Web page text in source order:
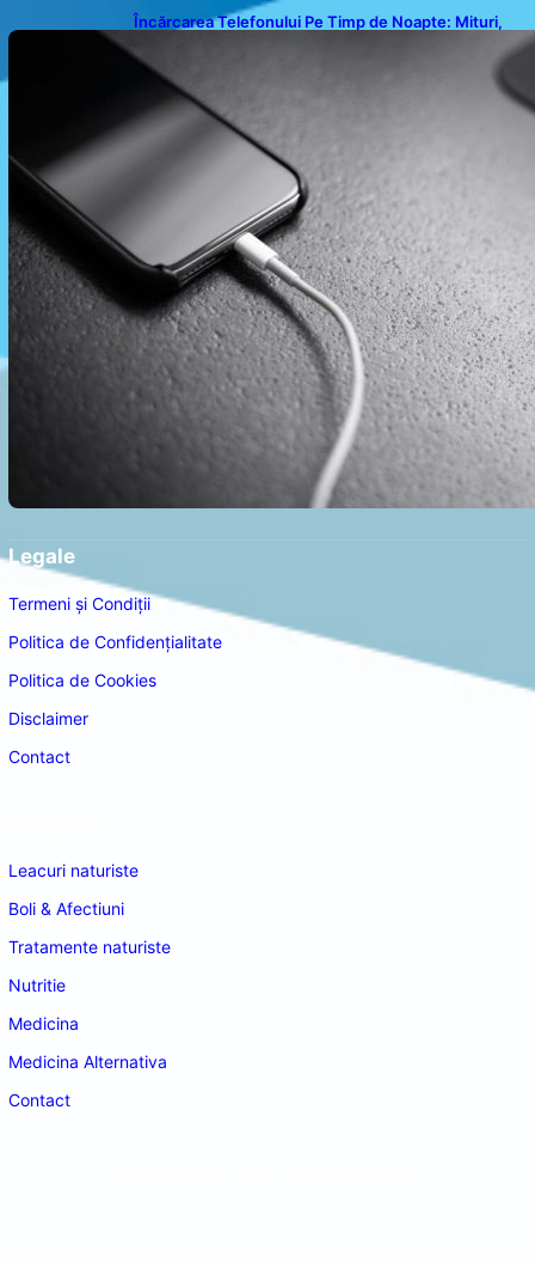
Încărcarea Telefonului Pe Timp de Noapte: Mituri,
Legale
Termeni și Condiții
Politica de Confidențialitate
Politica de Cookies
Disclaimer
Contact
Leacuri naturiste
Boli & Afectiuni
Tratamente naturiste
Nutritie
Medicina
Medicina Alternativa
Contact